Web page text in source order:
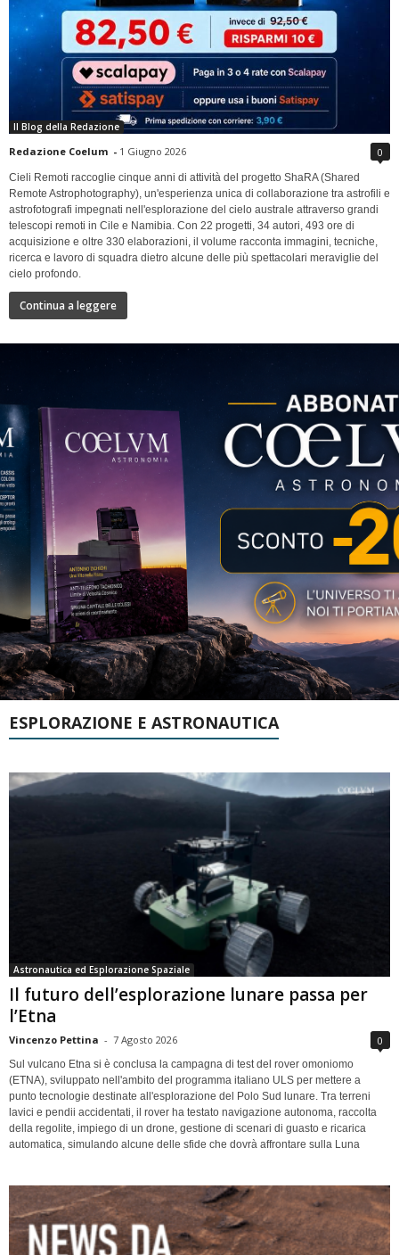
Il Blog della Redazione
Redazione Coelum - 1 Giugno 2026 0
Cieli Remoti raccoglie cinque anni di attività del progetto ShaRA (Shared
Remote Astrophotography), un'esperienza unica di collaborazione tra astrofili e
astrofotografi impegnati nell'esplorazione del cielo australe attraverso grandi
telescopi remoti in Cile e Namibia. Con 22 progetti, 34 autori, 493 ore di
acquisizione e oltre 330 elaborazioni, il volume racconta immagini, tecniche,
ricerca e lavoro di squadra dietro alcune delle più spettacolari meraviglie del
cielo profondo.
Continua a leggere
ESPLORAZIONE E ASTRONAUTICA
Astronautica ed Esplorazione Spaziale
Il futuro dell’esplorazione lunare passa per
l’Etna
Vincenzo Pettina - 7 Agosto 2026 0
Sul vulcano Etna si è conclusa la campagna di test del rover omoniomo
(ETNA), sviluppato nell'ambito del programma italiano ULS per mettere a
punto tecnologie destinate all'esplorazione del Polo Sud lunare. Tra terreni
lavici e pendii accidentati, il rover ha testato navigazione autonoma, raccolta
della regolite, impiego di un drone, gestione di scenari di guasto e ricarica
automatica, simulando alcune delle sfide che dovrà affrontare sulla Luna